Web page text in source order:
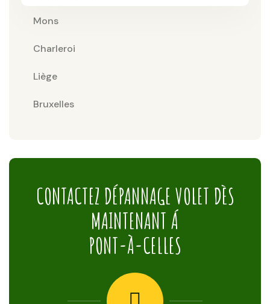
Mons
Charleroi
Liège
Bruxelles
CONTACTEZ DÉPANNAGE VOLET DÈS
MAINTENANT Á
PONT-À-CELLES